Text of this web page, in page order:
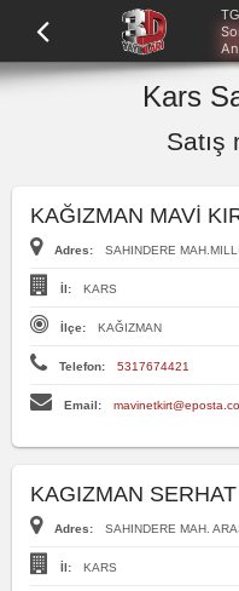
Kars
Satış
KAĞIZMAN MAVİ
Adres: SAHINDERE
İl: KARS
İlçe: KAĞIZMAN
Telefon: 5317674421
Email:
KAGIZMAN
Adres: SAHINDERE MAH.
İl: KARS